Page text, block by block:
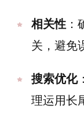
相关性
关，避免
搜索优化
理运用长